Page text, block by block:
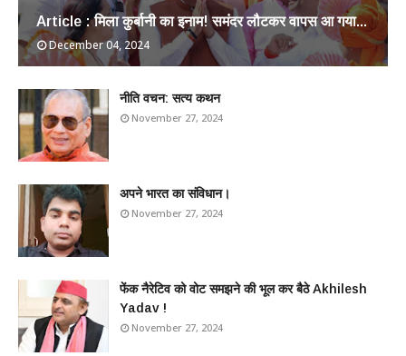
Article : मिला कुर्बानी का इनाम! समंदर लौटकर वापस आ गया...
December 04, 2024
​नीति वचन: सत्य कथन
November 27, 2024
अपने भारत का संविधान।
November 27, 2024
फेंक नैरेटिव को वोट समझने की भूल कर बैठे Akhilesh
Yadav !
November 27, 2024